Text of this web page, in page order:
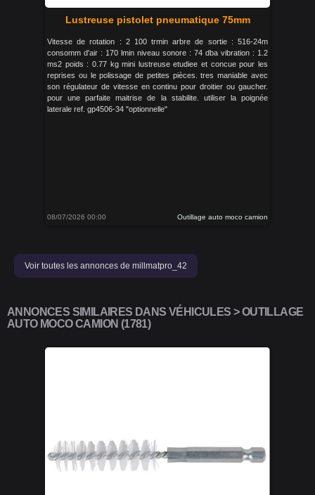
Lustreuse pistolet pneumatique 75mm
Vitesse de rotation : 2 100 trmin arbre de sortie : 516-24m
consomm d'air : 170 lmin niveau sonore : 74 dba vibration : 1.2
ms2 poids : 0.77 kg mini lustreuse etudiee et concue pour les
reprises ou le polissage de petites pièces. tres maniable avec
son régulateur de vitesse en continu pour droitier ou gaucher.
pour une parfaite maitrise de la stabilite. utiliser la poignée
laterale ref. gp4506-34 "optionnelle"
08/07/2026 00:00 Outillage auto moco camion
Voir toutes les annonces de millmatpro_42
ANNONCES SIMILAIRES DANS VÉHICULES > OUTILLAGE
AUTO MOCO CAMION (1781)